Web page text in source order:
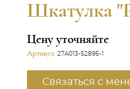
Шкатулка
Цену уточняйте
Артикул: 27A013-52895-1
Связаться с